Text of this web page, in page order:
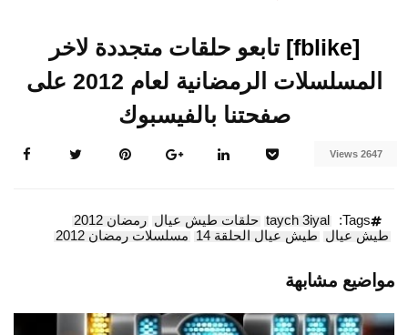
[fblike]
تابعو حلقات متجددة لاخر
المسلسلات الرمضانية لعام 2012 على
صفحتنا بالفيسبوك
2647 Views
Tags:
taych 3iyal حلقات طيش عيال رمضان 2012
طيش عيال طيش عيال الحلقة 14 مسلسلات رمضان 2012
مواضيع مشابهة